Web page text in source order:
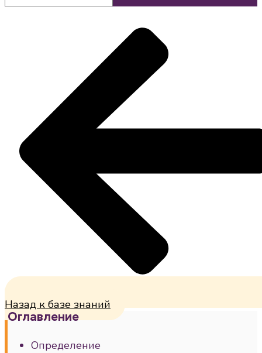
Назад к базе знаний
Оглавление
Определение